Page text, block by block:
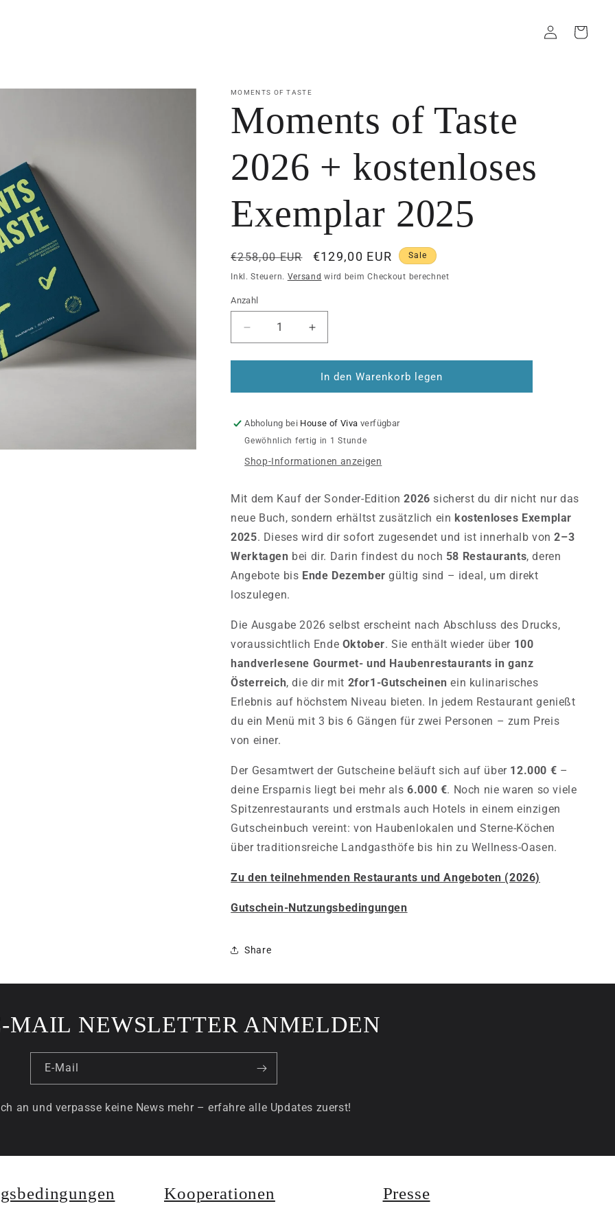
EinloggenWarenkorb
MOMENTS OF TASTE
Moments of Taste
2026 + kostenloses
Exemplar 2025
Normaler
Preis
€258,00 EUR Verkaufspreis
€129,00 EUR Sale
Inkl. Steuern. Versand wird beim Checkout berechnet
Anzahl
Verringere
die
Menge
Moments
Taste
2026
kostenloses
2025
Erhöhe
die
Menge
für
Moments
Taste
2026
+
kostenloses
2025
In den Warenkorb legen
Abholung bei House of Viva verfügbar
Gewöhnlich fertig in 1 Stunde
Shop-Informationen anzeigen
Mit dem Kauf der Sonder-Edition2026 sicherst du dir nicht nur das
neue Buch, sondern erhältst zusätzlich ein kostenloses Exemplar
2025. Dieses wird dir sofort zugesendet und ist innerhalb von2–3
Werktagen bei dir. Darin findest du noch 58 Restaurants, deren
Angebote bis Ende Dezember gültig sind – ideal, um direkt
loszulegen.
Die Ausgabe 2026 selbst erscheint nach Abschluss des Drucks,
voraussichtlich Ende Oktober. Sie enthält wieder über 100
handverlesene Gourmet- und Haubenrestaurants in ganz
Österreich, die dir mit 2for1-Gutscheinen ein kulinarisches
Erlebnis auf höchstem Niveau bieten. In jedem Restaurant genießt
du ein Menü mit 3 bis 6 Gängen für zwei Personen – zum Preis
von einer.
Der Gesamtwert der Gutscheine beläuft sich auf über 12.000 € –
deine Ersparnis liegt bei mehr als6.000 €. Noch nie waren so viele
Spitzenrestaurants und erstmals auch Hotels in einem einzigen
Gutscheinbuch vereint: von Haubenlokalen und Sterne-Köchen
über traditionsreiche Landgasthöfe bis hin zu Wellness-Oasen.
Zu den teilnehmenden Restaurants und Angeboten (2026)
Gutschein-Nutzungsbedingungen
Share
MAIL NEWSLETTER ANMELDEN
E-Mail
an und verpasse keine News mehr – erfahre alle Updates zuerst!
Kooperationen Presse